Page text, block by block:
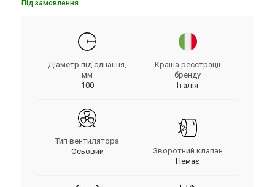
Під замовлення
Діаметр під'єднання,
мм
100
Країна реєстрації
бренду
Італія
Тип вентилятора
Осьовий
Зворотний клапан
Немає